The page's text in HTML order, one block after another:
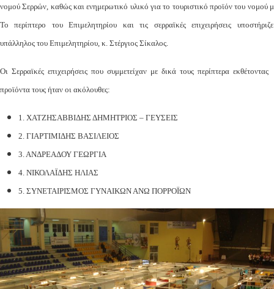
νομού Σερρών, καθώς και ενημερωτικό υλικό για το τουριστικό προϊόν του νομού
Το περίπτερο του Επιμελητηρίου και τις σερραϊκές επιχειρήσεις
υπάλληλος του Επιμελητηρίου, κ. Στέργιος Σίκαλος.
Οι Σερραϊκές επιχειρήσεις που συμμετείχαν με δικά τους περίπτερα
προϊόντα τους ήταν οι ακόλουθες:
1. ΧΑΤΖΗΣΑΒΒΙΔΗΣ ΔΗΜΗΤΡΙΟΣ – ΓΕΥΣΕΙΣ
2. ΓΙΑΡΤΙΜΙΔΗΣ ΒΑΣΙΛΕΙΟΣ
3. ΑΝΔΡΕΑΔΟΥ ΓΕΩΡΓΙΑ
4. ΝΙΚΟΛΑΪΔΗΣ ΗΛΙΑΣ
5. ΣΥΝΕΤΑΙΡΙΣΜΟΣ ΓΥΝΑΙΚΩΝ ΑΝΩ ΠΟΡΡΟΪΩΝ